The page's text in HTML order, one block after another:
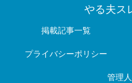
やる夫ス
掲載記事一覧
プライバシーポリシー
管理